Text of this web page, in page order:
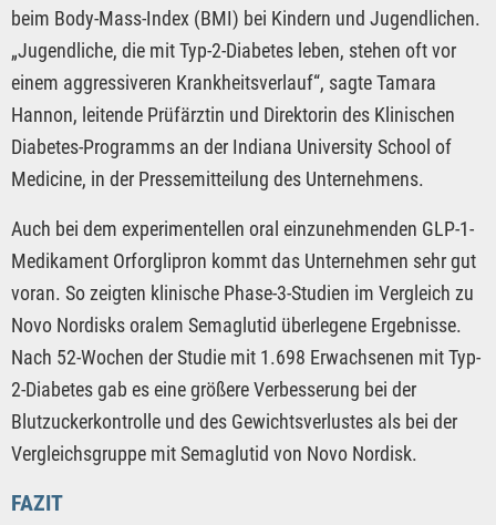
beim Body-Mass-Index (BMI) bei Kindern und Jugendlichen.
„Jugendliche, die mit Typ-2-Diabetes leben, stehen oft vor
einem aggressiveren Krankheitsverlauf“, sagte Tamara
Hannon, leitende Prüfärztin und Direktorin des Klinischen
Diabetes-Programms an der Indiana University School of
Medicine, in der Pressemitteilung des Unternehmens.
Auch bei dem experimentellen oral einzunehmenden GLP-1-
Medikament Orforglipron kommt das Unternehmen sehr gut
voran. So zeigten klinische Phase-3-Studien im Vergleich zu
Novo Nordisks oralem Semaglutid überlegene Ergebnisse.
Nach 52-Wochen der Studie mit 1.698 Erwachsenen mit Typ-
2-Diabetes gab es eine größere Verbesserung bei der
Blutzuckerkontrolle und des Gewichtsverlustes als bei der
Vergleichsgruppe mit Semaglutid von Novo Nordisk.
FAZIT